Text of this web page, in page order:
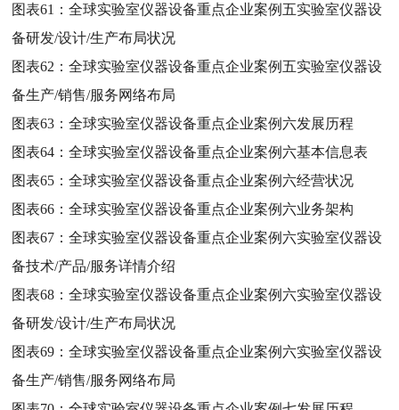
图表61：全球实验室仪器设备重点企业案例五实验室仪器设
备研发/设计/生产布局状况
图表62：全球实验室仪器设备重点企业案例五实验室仪器设
备生产/销售/服务网络布局
图表63：全球实验室仪器设备重点企业案例六发展历程
图表64：全球实验室仪器设备重点企业案例六基本信息表
图表65：全球实验室仪器设备重点企业案例六经营状况
图表66：全球实验室仪器设备重点企业案例六业务架构
图表67：全球实验室仪器设备重点企业案例六实验室仪器设
备技术/产品/服务详情介绍
图表68：全球实验室仪器设备重点企业案例六实验室仪器设
备研发/设计/生产布局状况
图表69：全球实验室仪器设备重点企业案例六实验室仪器设
备生产/销售/服务网络布局